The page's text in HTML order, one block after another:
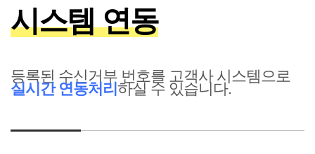
시스템 연동
등록된 수신거부 번호를 고객사 시스템으로
실시간 연동처리 하실 수 있습니다.